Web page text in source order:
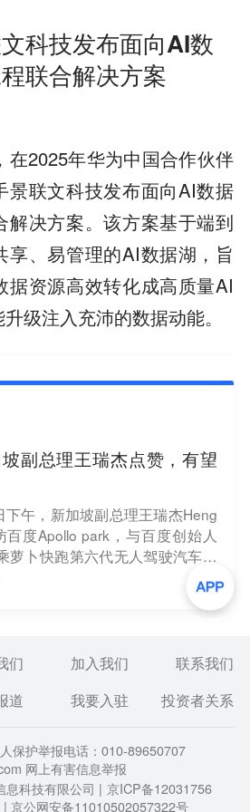
科技发布面向AI数
联合解决方案
在2025年华为中国合作伙伴
景联文科技发布面向AI数据
解决方案。该方案基于端到
享、易管理的AI数据湖，旨
据资源高效转化成高质量AI
级注入充沛的数据动能。
副总理王瑞杰点赞，有望
午，新加坡副总理王瑞杰Heng
百度Apollo park，与百度创始人
萝卜快跑第六代无人驾驶汽车。
副总理在试乘后对萝卜快跑无人
适性给出了高度评价，并表示欢
。早在今年2月，有报道称，萝
团队的发展。落地迪拜之后，新
们 加入我们
联系我们
道 我要入驻 投资者关系
保护举报电话：010-89650707
网上有害信息举报
科技有限公司 | 京ICP备12031756
| 京公网安备11010502057322号